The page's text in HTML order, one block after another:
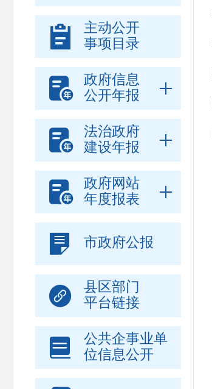

主动公开
事项目录

政府信息
公开年报

法治政府
建设年报

政府网站
年度报表
 市政府公报

县区部门
平台链接

公共企事业单
位信息公开